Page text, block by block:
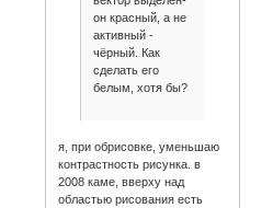
он красный, а не
активный -
чёрный. Как
сделать его
белым, хотя бы?
я, при обрисовке, уменьшаю
контрастность рисунка. в
2008 каме, вверху над
областью рисования есть